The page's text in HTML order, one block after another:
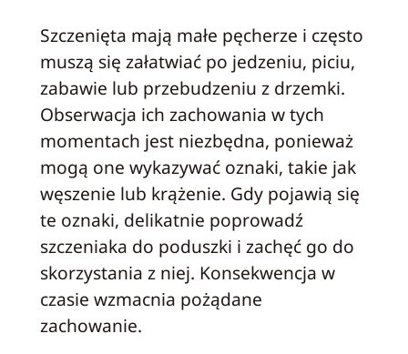
Szczenięta mają małe pęcherze i często
muszą się załatwiać po jedzeniu, piciu,
zabawie lub przebudzeniu z drzemki.
Obserwacja ich zachowania w tych
momentach jest niezbędna, ponieważ
mogą one wykazywać oznaki, takie jak
węszenie lub krążenie. Gdy pojawią się
te oznaki, delikatnie poprowadź
szczeniaka do poduszki i zachęć go do
skorzystania z niej. Konsekwencja w
czasie wzmacnia pożądane
zachowanie.